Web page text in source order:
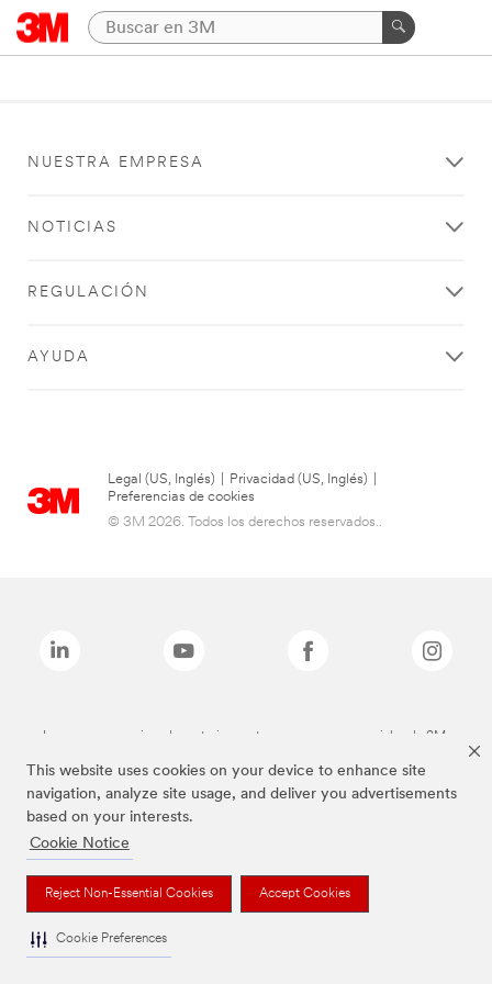
This website uses cookies on your device to enhance site
navigation, analyze site usage, and deliver you advertisements
based on your interests.
Cookie Notice
Reject Non-Essential Cookies Accept Cookies
Cookie Preferences
NUESTRA EMPRESA
NOTICIAS
REGULACIÓN
AYUDA
Legal (US, Inglés) Privacidad (US, Inglés)
Preferencias de cookies
© 3M 2026. Todos los derechos reservados..
Las marcas mencionadas anteriormente son marcas comerciales de 3M.